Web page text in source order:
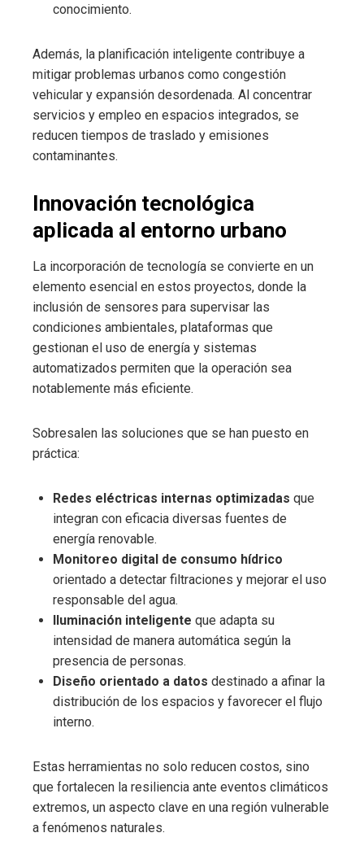
conocimiento.
Además, la planificación inteligente contribuye a
mitigar problemas urbanos como congestión
vehicular y expansión desordenada. Al concentrar
servicios y empleo en espacios integrados, se
reducen tiempos de traslado y emisiones
contaminantes.
Innovación tecnológica
aplicada al entorno urbano
La incorporación de tecnología se convierte en un
elemento esencial en estos proyectos, donde la
inclusión de sensores para supervisar las
condiciones ambientales, plataformas que
gestionan el uso de energía y sistemas
automatizados permiten que la operación sea
notablemente más eficiente.
Sobresalen las soluciones que se han puesto en
práctica:
Redes eléctricas internas optimizadas que
integran con eficacia diversas fuentes de
energía renovable.
Monitoreo digital de consumo hídrico
orientado a detectar filtraciones y mejorar el uso
responsable del agua.
Iluminación inteligente que adapta su
intensidad de manera automática según la
presencia de personas.
Diseño orientado a datos destinado a afinar la
distribución de los espacios y favorecer el flujo
interno.
Estas herramientas no solo reducen costos, sino
que fortalecen la resiliencia ante eventos climáticos
extremos, un aspecto clave en una región vulnerable
a fenómenos naturales.